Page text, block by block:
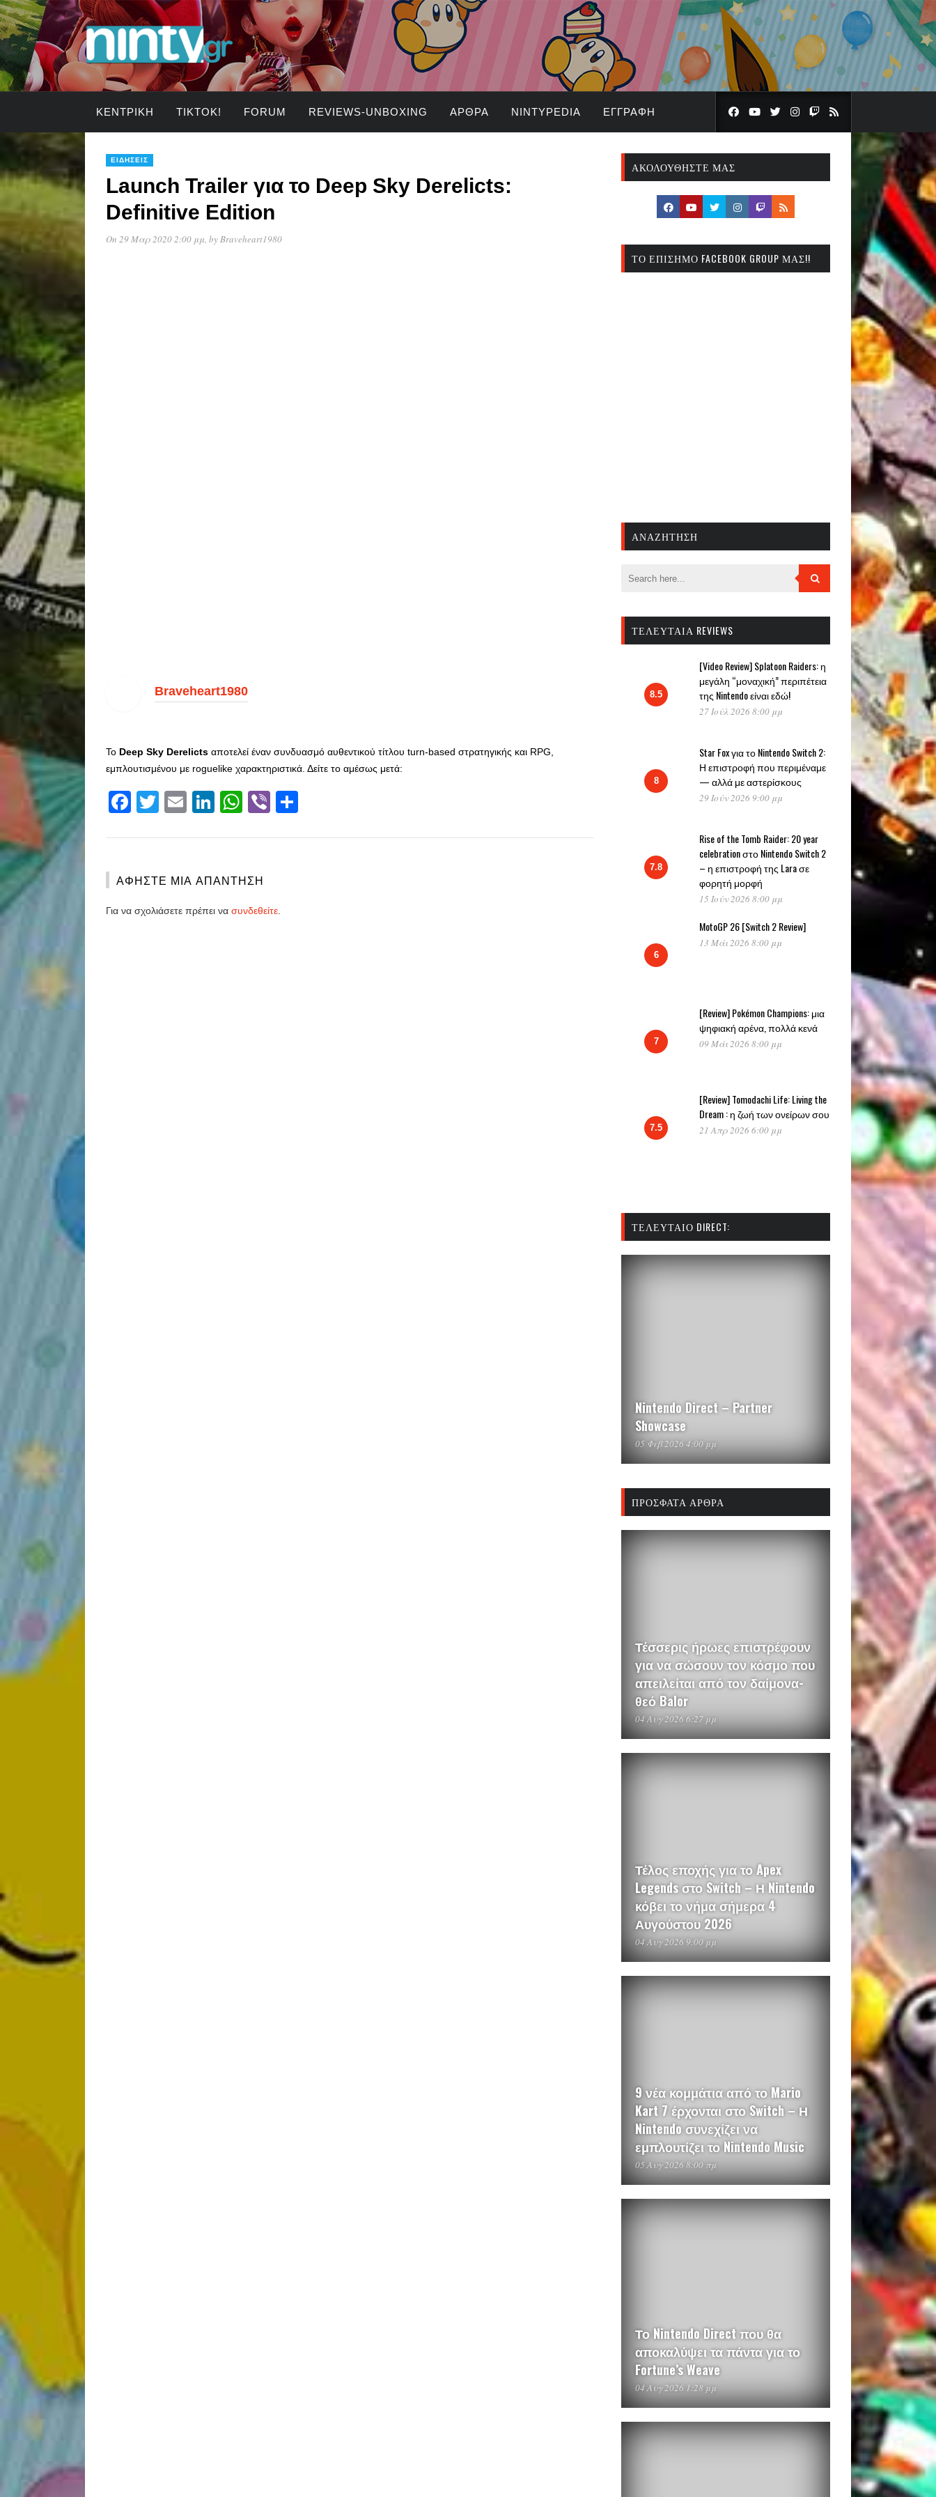
ΚΕΝΤΡΙΚΉ TIKTOK! FORUM REVIEWS-UNBOXING ΆΡΘΡΑ NINTYPEDIA ΕΓΓΡΑΦΉ
ΕΙΔΉΣΕΙΣ
Launch Trailer για το Deep Sky Derelicts:
Definitive Edition
On 29 Μαρ 2020 2:00 μμ, byBraveheart1980
Braveheart1980
Το Deep Sky Derelicts αποτελεί έναν συνδυασμό αυθεντικού τίτλου turn-based στρατηγικής και RPG,
εμπλουτισμένου με roguelike χαρακτηριστικά. Δείτε το αμέσως μετά:
Facebook
Twitter
EmailLinkedIn
WhatsApp
Viber
ΑΦΉΣΤΕ ΜΙΑ ΑΠΆΝΤΗΣΗ
Για να σχολιάσετε πρέπει να συνδεθείτε
ΑΚΟΛΟΥΘΉΣΤΕ ΜΑΣ
ΤΟ ΕΠΊΣΗΜΟ FACEBOOK GROUP ΜΑΣ!!
ΑΝΑΖΉΤΗΣΗ
ΤΕΛΕΥΤΑΊΑ REVIEWS
8.5
[Video Review] Splatoon Raiders: η
μεγάλη “μοναχική” περιπέτεια
της Nintendo είναι εδώ!
27 Ιούλ 2026 8:00 μμ
8
Star Fox για το Nintendo Switch 2:
Η επιστροφή που περιμέναμε
— αλλά με αστερίσκους
29 Ιούν 2026 9:00 μμ
7.8
Rise of the Tomb Raider: 20 year
celebration στο Nintendo Switch 2
– η επιστροφή της Lara σε
φορητή μορφή
15 Ιούν 2026 8:00 μμ
6
MotoGP 26 [Switch 2 Review]
13 Μάι 2026 8:00 μμ
7
[Review] Pokémon Champions: μια
ψηφιακή αρένα, πολλά κενά
09 Μάι 2026 8:00 μμ
7.5
[Review] Tomodachi Life: Living the
Dream : η ζωή των ονείρων σου
21 Απρ 2026 6:00 μμ
ΤΕΛΕΥΤΑΊΟ DIRECT:
Nintendo Direct – Partner
Showcase
05 Φεβ 2026 4:00 μμ
ΠΡΌΣΦΑΤΑ ΆΡΘΡΑ
Τέσσερις ήρωες επιστρέφουν
για να σώσουν τον κόσμο που
απειλείται από τον δαίμονα-
θεό Balor
04 Αυγ 2026 6:27 μμ
Τέλος εποχής για το Apex
Legends στο Switch – Η Nintendo
κόβει το νήμα σήμερα 4
Αυγούστου 2026
04 Αυγ 2026 9:00 μμ
9 νέα κομμάτια από το Mario
Kart 7 έρχονται στο Switch – Η
Nintendo συνεχίζει να
εμπλουτίζει το Nintendo Music
05 Αυγ 2026 8:00 πμ
Το Nintendo Direct που θα
αποκαλύψει τα πάντα για το
Fortune’s Weave
04 Αυγ 2026 1:28 μμ